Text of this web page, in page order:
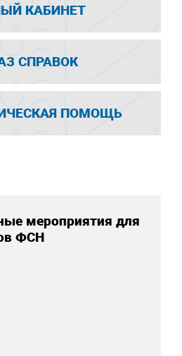
КАБИНЕТ
СПРАВОК
ПОМОЩЬ
мероприятия для
ФСН